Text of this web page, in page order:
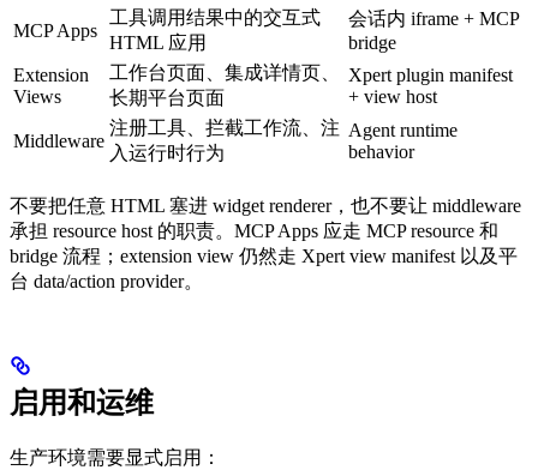
MCP Apps
工具调用结果中的交互式
HTML 应用
会话内 iframe + MCP
bridge
Extension
Views
工作台页面、集成详情页、
长期平台页面
Xpert plugin manifest
+ view host
Middleware
注册工具、拦截工作流、注
入运行时行为
Agent runtime
behavior
不要把任意 HTML 塞进 widget renderer，也不要让 middleware
承担 resource host 的职责。MCP Apps 应走 MCP resource 和
bridge 流程；extension view 仍然走 Xpert view manifest 以及平
台 data/action provider。
启用和运维
生产环境需要显式启用：